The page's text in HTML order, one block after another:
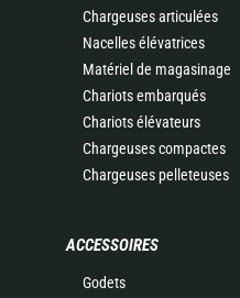
Chargeuses articulées
Nacelles élévatrices
Matériel de magasinage
Chariots embarqués
Chariots élévateurs
Chargeuses compactes
Chargeuses pelleteuses
ACCESSOIRES
Godets